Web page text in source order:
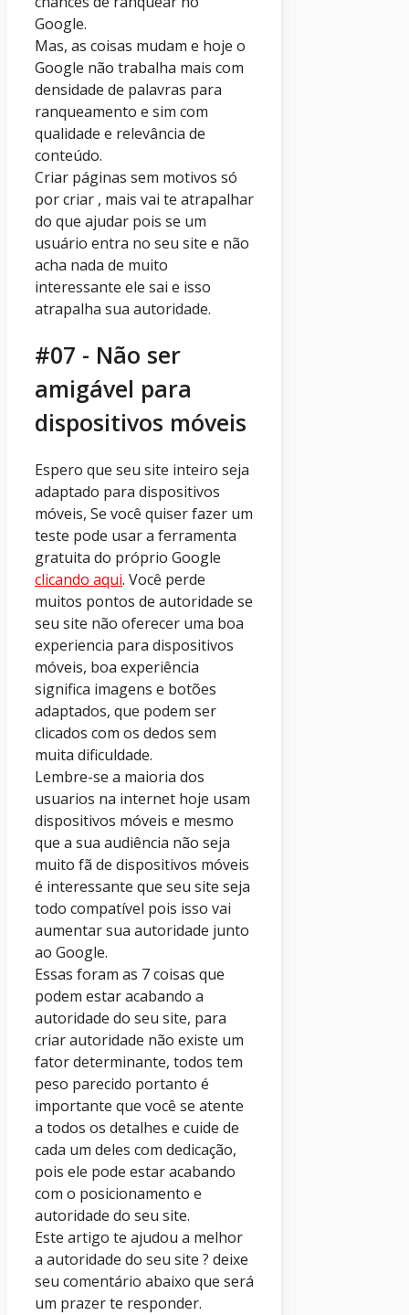
Google.
Mas, as coisas mudam e hoje o
Google não trabalha mais com
densidade de palavras para
ranqueamento e sim com
qualidade e relevância de
conteúdo.
Criar páginas sem motivos só
por criar , mais vai te atrapalhar
do que ajudar pois se um
usuário entra no seu site e não
acha nada de muito
interessante ele sai e isso
atrapalha sua autoridade.
#07 - Não ser
amigável para
dispositivos móveis
Espero que seu site inteiro seja
adaptado para dispositivos
móveis, Se você quiser fazer um
teste pode usar a ferramenta
gratuita do próprio Google
clicando aqui. Você perde
muitos pontos de autoridade se
seu site não oferecer uma boa
experiencia para dispositivos
móveis, boa experiência
significa imagens e botões
adaptados, que podem ser
clicados com os dedos sem
muita dificuldade.
Lembre-se a maioria dos
usuarios na internet hoje usam
dispositivos móveis e mesmo
que a sua audiência não seja
muito fã de dispositivos móveis
é interessante que seu site seja
todo compatível pois isso vai
aumentar sua autoridade junto
ao Google.
Essas foram as 7 coisas que
podem estar acabando a
autoridade do seu site, para
criar autoridade não existe um
fator determinante, todos tem
peso parecido portanto é
importante que você se atente
a todos os detalhes e cuide de
cada um deles com dedicação,
pois ele pode estar acabando
com o posicionamento e
autoridade do seu site.
Este artigo te ajudou a melhor
a autoridade do seu site ? deixe
seu comentário abaixo que será
um prazer te responder.